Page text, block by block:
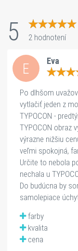
5 2 hodnotení
E Eva
Po dlhšom
vytlačiť jeden z
TYPOCON -
TYPOCON obraz
výrazne nižšiu
veľmi spokojná,
Určite to nebola
nechala u
Do budúcna by
samolepiace
farby
kvalita
cena